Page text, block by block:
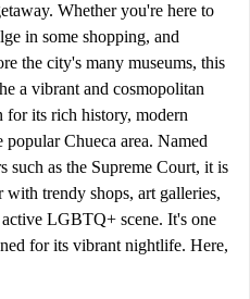
Whether you're here to
in some shopping, and
the city's many museums, this
a vibrant and cosmopolitan
its rich history, modern
Chueca area. Named
such as the Supreme Court, it is
trendy shops, art galleries,
LGBTQ+ scene. It's one
for its vibrant nightlife. Here,